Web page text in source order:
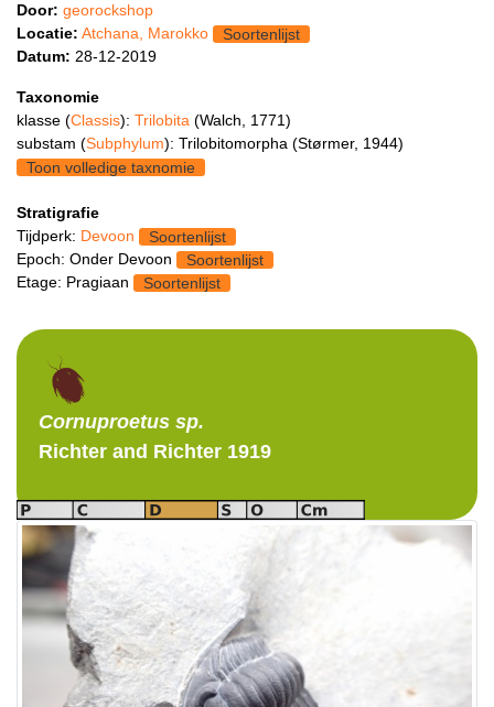
Door: georockshop
Locatie: Atchana, Marokko
Soortenlijst
Datum: 28-12-2019
Taxonomie
klasse (Classis): Trilobita (Walch, 1771)
substam (Subphylum): Trilobitomorpha (Størmer, 1944)
Toon volledige taxnomie
Stratigrafie
Tijdperk: Devoon
Soortenlijst
Epoch: Onder Devoon
Soortenlijst
Etage: Pragiaan
Soortenlijst
Cornuproetus sp.
Richter and Richter 1919